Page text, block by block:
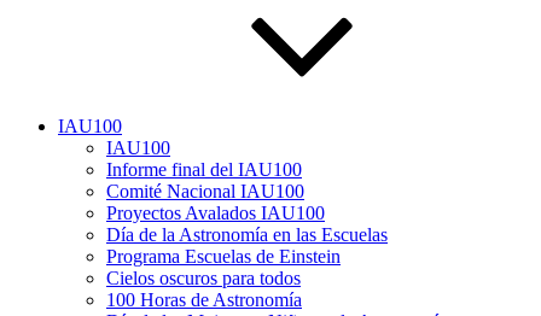
IAU100
IAU100
Informe final del IAU100
Comité Nacional IAU100
Proyectos Avalados IAU100
Día de la Astronomía en las Escuelas
Programa Escuelas de Einstein
Cielos oscuros para todos
100 Horas de Astronomía